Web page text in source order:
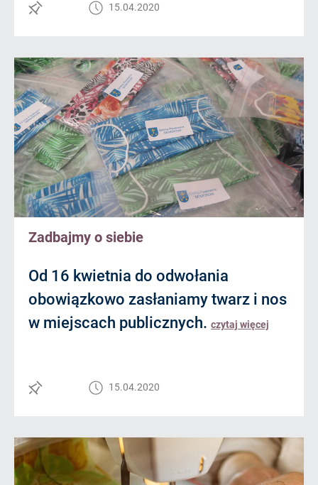
15.04.2020
Zadbajmy o siebie
Od 16 kwietnia do odwołania
obowiązkowo zasłaniamy twarz i nos
w miejscach publicznych. czytaj więcej
15.04.2020